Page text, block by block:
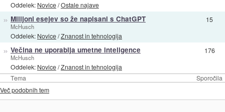
Tema Sporočila
Oddelek: Novice/Ostale najave
» Milijoni esejev so že napisani s ChatGPT
McHusch
Oddelek: Novice/Znanost in tehnologija
15
» Večina ne uporablja umetne inteligence
McHusch
Oddelek: Novice/Znanost in tehnologija
176
Več podobnih tem